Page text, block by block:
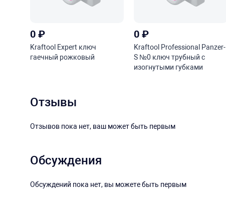
0₽
Kraftool Expert ключ
гаечный рожковый
0₽
Kraftool Professional Panzer-
S №0 ключ трубный с
изогнутыми губками
Отзывы
Отзывов пока нет, ваш может быть первым
Обсуждения
Обсуждений пока нет, вы можете быть первым